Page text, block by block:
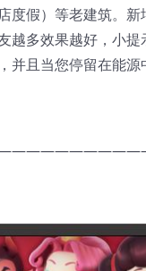
度假）等老建筑。
越多效果越好，小
并且当您停留在能